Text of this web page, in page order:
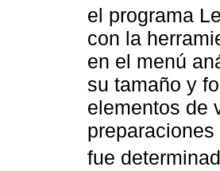
el programa
con la
en el menú
su tamaño y
elementos de
fue